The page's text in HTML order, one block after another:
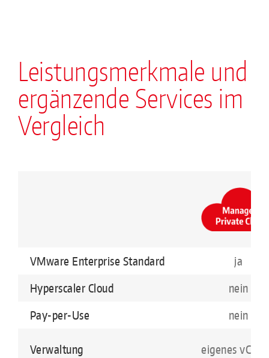
Leistungsmerkmale und
ergänzende Services im
Vergleich
VMware Enterprise Standard
ja
Hyperscaler Cloud
nein
Pay-per-Use
nein
Verwaltung eigenes